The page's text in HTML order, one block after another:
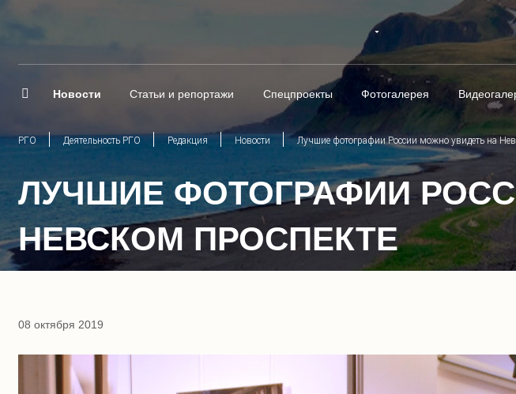
Новости Статьи и репортажи Спецпроекты Фотогалерея
РГО Деятельность РГО Редакция Новости Лучшие фотографии России можно увидеть на
ЛУЧШИЕ ФОТОГРАФИИ
НЕВСКОМ ПРОСПЕКТЕ
08 октября 2019